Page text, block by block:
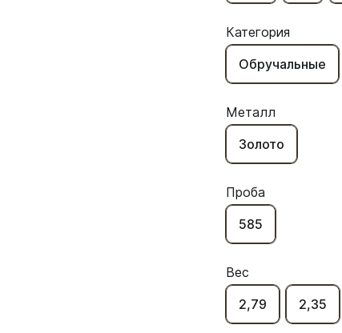
Категория
Обручальные
Металл
Золото
Проба
585
Вес
2,79
2,35